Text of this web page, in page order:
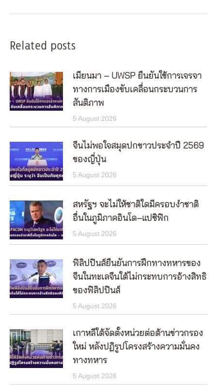
Related posts
เมียนมา – UWSP ยืนยันใช้การเจรจา
ทางการเมืองขับเคลื่อนกระบวนการ
สันติภาพ
5 August 2026
จีนไม่พอใจสมุดปกขาวประจำปี 2569
ของญี่ปุ่น
5 August 2026
สหรัฐฯ จะไม่ให้ชาติใดมีครอบงำชาติ
อื่นในภูมิภาคอินโด–แปซิฟิก
5 August 2026
ฟิลิปปินส์ยืนยันการฝึกทางทหารของ
จีนในทะเลจีนใต้ไม่กระทบการอ้างสิทธิ
ของฟิลิปปินส์
5 August 2026
เกาหลีใต้จัดตั้งหน่วยต่อต้านข่าวกรอง
ใหม่ หลังปฏิรูปโครงสร้างความมั่นคง
ทางทหาร
5 August 2026